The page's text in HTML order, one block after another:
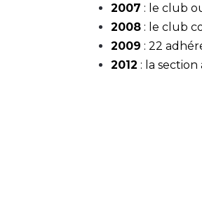
2007 : le club
2008 : le club
2009 : 22
2012 : la